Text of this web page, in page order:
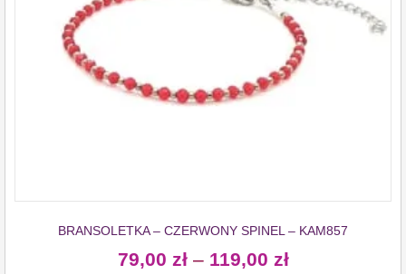
BRANSOLETKA – CZERWONY SPINEL – KAM857
79,00 zł – 119,00 zł